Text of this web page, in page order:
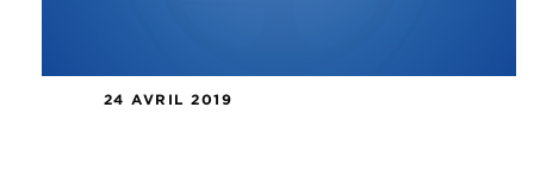
24 AVRIL 2019